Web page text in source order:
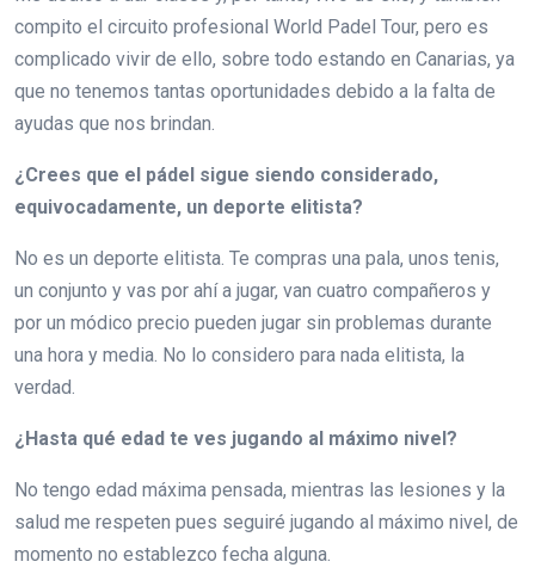
compito el circuito profesional World Padel Tour, pero es
complicado vivir de ello, sobre todo estando en Canarias, ya
que no tenemos tantas oportunidades debido a la falta de
ayudas que nos brindan.
¿Crees que el pádel sigue siendo considerado,
equivocadamente, un deporte elitista?
No es un deporte elitista. Te compras una pala, unos tenis,
un conjunto y vas por ahí a jugar, van cuatro compañeros y
por un módico precio pueden jugar sin problemas durante
una hora y media. No lo considero para nada elitista, la
verdad.
¿Hasta qué edad te ves jugando al máximo nivel?
No tengo edad máxima pensada, mientras las lesiones y la
salud me respeten pues seguiré jugando al máximo nivel, de
momento no establezco fecha alguna.